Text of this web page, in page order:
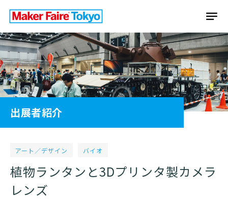
出展者紹介
アート／デザイン バイオ
植物ランタンと3Dプリンタ製カメラ
レンズ